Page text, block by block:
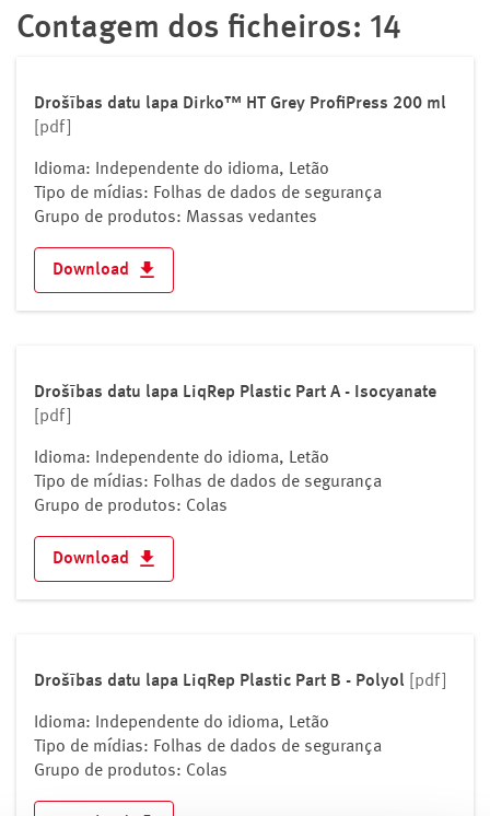
Eslovénia
Estónia
Finlândia
França
Grécia
Islândia
Lituânia
Luxemburgo
Malta
Noruega
Países Baixos
Polônia
Portugal
Reino Unido
Contagem dos ficheiros: 14
Drošības datu lapa Dirko™ HT Grey ProfiPress 200 ml
[pdf]
Idioma: Independente do idioma, Letão
Tipo de mídias: Folhas de dados de segurança
Grupo de produtos: Massas vedantes
Download
Drošības datu lapa LiqRep Plastic Part A - Isocyanate
[pdf]
Idioma: Independente do idioma, Letão
Tipo de mídias: Folhas de dados de segurança
Grupo de produtos: Colas
Download
Drošības datu lapa LiqRep Plastic Part B - Polyol [pdf]
Idioma: Independente do idioma, Letão
Tipo de mídias: Folhas de dados de segurança
Grupo de produtos: Colas